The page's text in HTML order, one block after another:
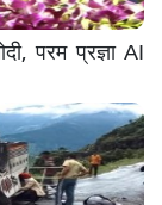
परम प्रज्ञा AI